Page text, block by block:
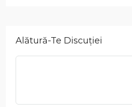
Alătură-Te Discuției